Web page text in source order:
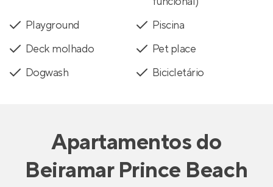
Playground
Piscina
Deck molhado
Pet place
Dogwash
Bicicletário
Apartamentosdo
Beiramar Prince Beach